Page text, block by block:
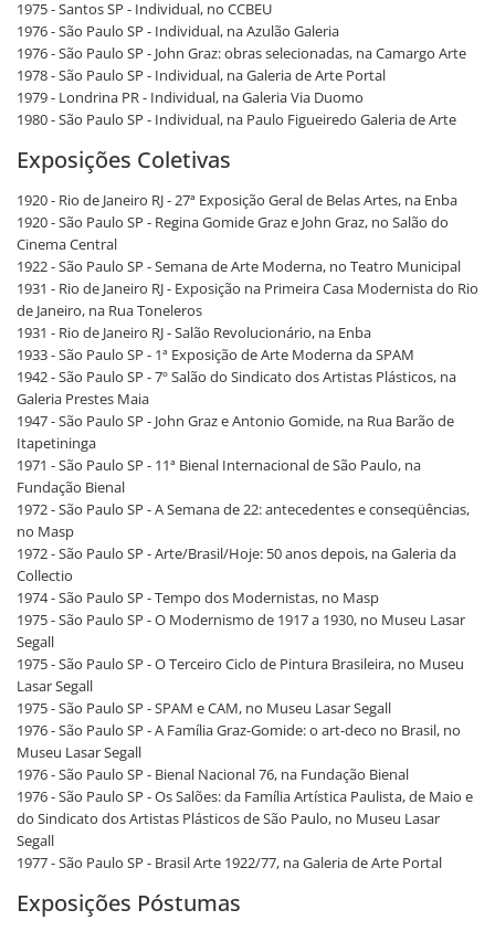
1975 - Santos SP - Individual, no CCBEU
1976 - São Paulo SP - Individual, na Azulão Galeria
1976 - São Paulo SP - John Graz: obras selecionadas, na Camargo Arte
1978 - São Paulo SP - Individual, na Galeria de Arte Portal
1979 - Londrina PR - Individual, na Galeria Via Duomo
1980 - São Paulo SP - Individual, na Paulo Figueiredo Galeria de Arte
Exposições Coletivas
1920 - Rio de Janeiro RJ - 27ª Exposição Geral de Belas Artes, na Enba
1920 - São Paulo SP - Regina Gomide Graz e John Graz, no Salão do
Cinema Central
1922 - São Paulo SP - Semana de Arte Moderna, no Teatro Municipal
1931 - Rio de Janeiro RJ - Exposição na Primeira Casa Modernista do Rio
de Janeiro, na Rua Toneleros
1931 - Rio de Janeiro RJ - Salão Revolucionário, na Enba
1933 - São Paulo SP - 1ª Exposição de Arte Moderna da SPAM
1942 - São Paulo SP - 7º Salão do Sindicato dos Artistas Plásticos, na
Galeria Prestes Maia
1947 - São Paulo SP - John Graz e Antonio Gomide, na Rua Barão de
Itapetininga
1971 - São Paulo SP - 11ª Bienal Internacional de São Paulo, na
Fundação Bienal
1972 - São Paulo SP - A Semana de 22: antecedentes e conseqüências,
no Masp
1972 - São Paulo SP - Arte/Brasil/Hoje: 50 anos depois, na Galeria da
Collectio
1974 - São Paulo SP - Tempo dos Modernistas, no Masp
1975 - São Paulo SP - O Modernismo de 1917 a 1930, no Museu Lasar
Segall
1975 - São Paulo SP - O Terceiro Ciclo de Pintura Brasileira, no Museu
Lasar Segall
1975 - São Paulo SP - SPAM e CAM, no Museu Lasar Segall
1976 - São Paulo SP - A Família Graz-Gomide: o art-deco no Brasil, no
Museu Lasar Segall
1976 - São Paulo SP - Bienal Nacional 76, na Fundação Bienal
1976 - São Paulo SP - Os Salões: da Família Artística Paulista, de Maio e
do Sindicato dos Artistas Plásticos de São Paulo, no Museu Lasar
Segall
1977 - São Paulo SP - Brasil Arte 1922/77, na Galeria de Arte Portal
Exposições Póstumas